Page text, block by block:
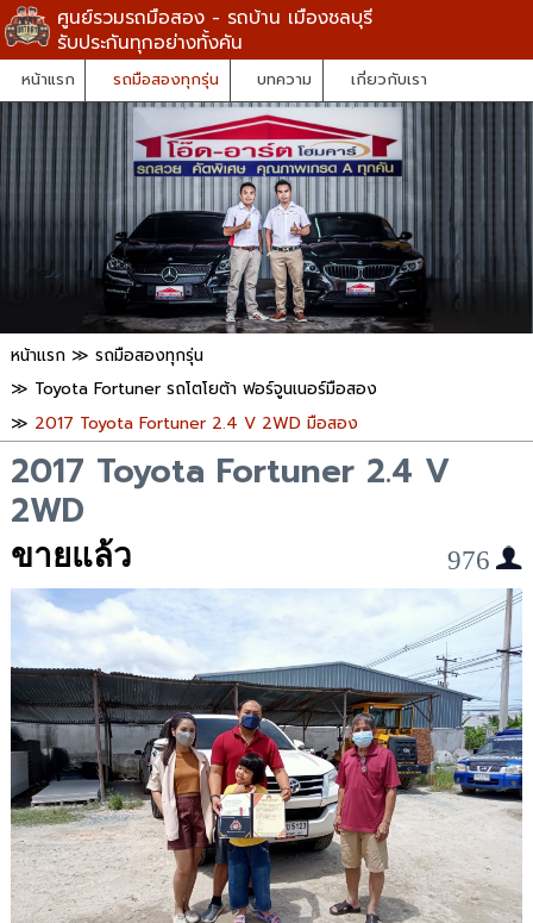
ศูนย์รวมรถมือสอง - รถบ้าน เมืองชลบุรี
รับประกันทุกอย่างทั้งคัน
หน้าแรก รถมือสองทุกรุ่น บทความ เกี่ยวกับเรา
หน้าแรก ≫ รถมือสองทุกรุ่น
≫ Toyota Fortuner รถโตโยต้า ฟอร์จูนเนอร์มือสอง
≫ 2017 Toyota Fortuner 2.4 V 2WD มือสอง
2017 Toyota Fortuner 2.4 V
2WD
ขายแล้ว 976